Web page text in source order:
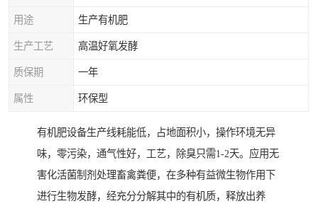
用途 生产有机肥
生产工艺 高温好氧发酵
质保期 一年
属性 环保型
有机肥设备生产线耗能低，占地面积小，操作环境无异
味，零污染，通气性好，工艺，除臭只需1-2天。应用无
害化活菌制剂处理畜禽粪便，在多种有益微生物作用下
进行生物发酵，经充分分解其中的有机质，释放出养